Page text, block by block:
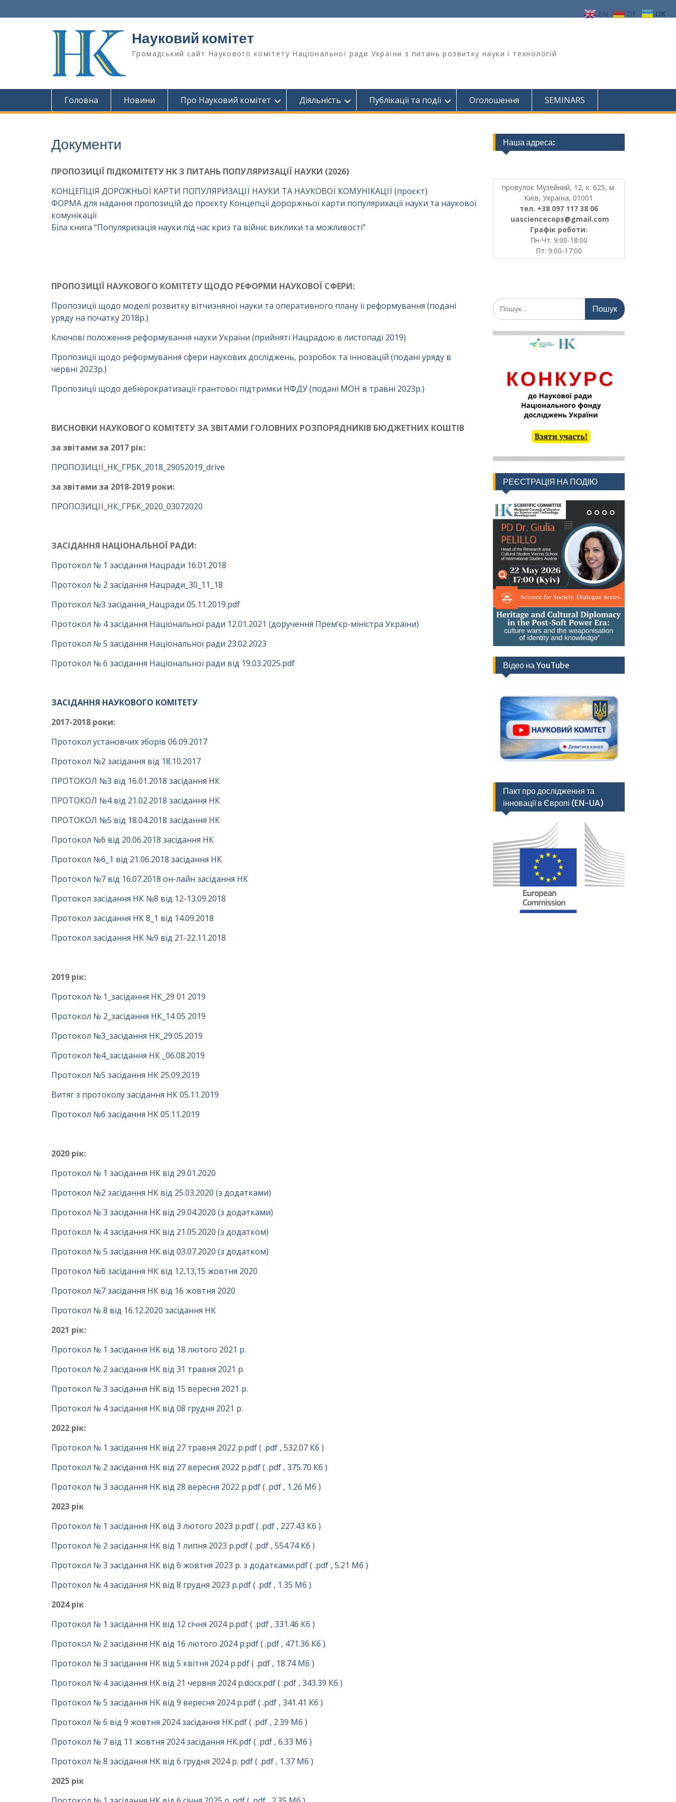
до
Науковий комітет
Громадський сайт Наукового комітету Національної ради України з питань розвитку науки і технологій
Головна Новини Про Науковий комітет Діяльність Публікації та події Оголошення SEMINARS
Документи
ПРОПОЗИЦІЇ ПІДКОМІТЕТУ НК З ПИТАНЬ ПОПУЛЯРИЗАЦІЇ НАУКИ (2026)
КОНЦЕПЦІЯ ДОРОЖНЬОЇ КАРТИ ПОПУЛЯРИЗАЦІЇ НАУКИ ТА НАУКОВОЇ КОМУНІКАЦІЇ (проєкт)
ФОРМА для надання пропозицій до проєкту Концепції дороржньої карти популярихації науки та наукової
комунікації
Біла книга “Популяризація науки під час криз та війни: виклики та можливості”
ПРОПОЗИЦІЇ НАУКОВОГО КОМІТЕТУ ЩОДО РЕФОРМИ НАУКОВОЇ СФЕРИ:
Пропозиції щодо моделі розвитку вітчизняної науки та оперативного плану її реформування (подані
уряду на початку 2018р.)
Ключові положення реформування науки України (прийняті Нацрадою в листопаді 2019)
Пропозиції щодо реформування сфери наукових досліджень, розробок та інновацій (подані уряду в
червні 2023р.)
Пропозиції щодо дебюрократизації грантової підтримки НФДУ (подані МОН в травні 2023р.)
ВИСНОВКИ НАУКОВОГО КОМІТЕТУ ЗА ЗВІТАМИ ГОЛОВНИХ РОЗПОРЯДНИКІВ БЮДЖЕТНИХ КОШТІВ
за звітами за 2017 рік:
ПРОПОЗИЦІЇ_НК_ГРБК_2018_29052019_drive
за звітами за 2018-2019 роки:
ПРОПОЗИЦІЇ_НК_ГРБК_2020_03072020
ЗАСІДАННЯ НАЦІОНАЛЬНОЇ РАДИ:
Протокол № 1 засідання Нацради 16.01.2018
Протокол № 2 засідання Нацради_30_11_18
Протокол №3 засідання_Нацради 05.11.2019.pdf
Протокол № 4 засідання Національної ради 12.01.2021 (доручення Прем’єр-міністра України)
Протокол № 5 засідання Національної ради 23.02.2023
Протокол № 6 засідання Національної ради від 19.03.2025.pdf
ЗАСІДАННЯ НАУКОВОГО КОМІТЕТУ
2017-2018 роки:
Протокол установчих зборів 06.09.2017
Протокол №2 засідання від 18.10.2017
ПРОТОКОЛ №3 від 16.01.2018 засідання НК
ПРОТОКОЛ №4 від 21.02.2018 засідання НК
ПРОТОКОЛ №5 від 18.04.2018 засідання НК
Протокол №6 від 20.06.2018 засідання НК
Протокол №6_1 від 21.06.2018 засідання НК
Протокол №7 від 16.07.2018 он-лайн засідання НК
Протокол засідання НК №8 від 12-13.09.2018
Протокол засідання НК 8_1 від 14.09.2018
Протокол засідання НК №9 від 21-22.11.2018
2019 рік:
Протокол № 1_засідання НК_29 01 2019
Протокол № 2_засідання НК_14 05 2019
Протокол №3_засідання НК_29.05.2019
Протокол №4_засідання НК _06.08.2019
Протокол №5 засідання НК 25.09.2019
Витяг з протоколу засідання НК 05.11.2019
Протокол №6 засідання НК 05.11.2019
2020 рік:
Протокол № 1 засідання НК від 29.01.2020
Протокол №2 засідання НК від 25.03.2020 (з додатками)
Протокол № 3 засідання НК від 29.04.2020 (з додатками)
Протокол № 4 засідання НК від 21.05.2020 (з додатком)
Протокол № 5 засідання НК від 03.07.2020 (з додатком)
Протокол №6 засідання НК від 12,13,15 жовтня 2020
Протокол №7 засідання НК від 16 жовтня 2020
Протокол № 8 від 16.12.2020 засідання НК
2021 рік:
Протокол № 1 засідання НК від 18 лютого 2021 р.
Протокол № 2 засідання НК від 31 травня 2021 р.
Протокол № 3 засідання НК від 15 вересня 2021 р.
Протокол № 4 засідання НК від 08 грудня 2021 р.
2022 рік:
Протокол № 1 засідання НК від 27 травня 2022 р.pdf( .pdf , 532.07 Кб )
Протокол № 2 засідання НК від 27 вересня 2022 р.pdf( .pdf , 375.70 Кб )
Протокол № 3 засідання НК від 28 вересня 2022 р.pdf( .pdf , 1.26 Мб )
2023 рік
Протокол № 1 засідання НК від 3 лютого 2023 р.pdf( .pdf , 227.43 Кб )
Протокол № 2 засідання НК від 1 липня 2023 р.pdf( .pdf , 554.74 Кб )
Протокол № 3 засідання НК від 6 жовтня 2023 р. з додатками.pdf( .pdf , 5.21 Мб )
Протокол № 4 засідання НК від 8 грудня 2023 р.pdf( .pdf , 1.35 Мб )
2024 рік
Протокол № 1 засідання НК від 12 січня 2024 р.pdf( .pdf , 331.46 Кб )
Протокол № 2 засідання НК від 16 лютого 2024 р.pdf( .pdf , 471.36 Кб )
Протокол № 3 засідання НК від 5 квітня 2024 р.pdf( .pdf , 18.74 Мб )
Протокол № 4 засідання НК від 21 червня 2024 р.docx.pdf( .pdf , 343.39 Кб )
Протокол № 5 засідання НК від 9 вересня 2024 р.pdf( .pdf , 341.41 Кб )
Протокол № 6 від 9 жовтня 2024 засідання НК.pdf( .pdf , 2.39 Мб )
Протокол № 7 від 11 жовтня 2024 засідання НК.pdf( .pdf , 6.33 Мб )
Протокол № 8 засідання НК від 6 грудня 2024 р. pdf( .pdf , 1.37 Мб )
2025 рік
Наша адреса:
провулок Музейний, 12, к. 625, м.
Київ, Україна, 01001
тел. +38 097 117 38 06
uasciencecops@gmail.com
Графік роботи:
Пн-Чт: 9:00-18:00
Пт: 9:00-17:00
Шукати:
РЕЄСТРАЦІЯ НА ПОДІЮ
Відео на YouTube
Пакт про дослідження та
інновації в Європі (EN-UA)
EN DE UK